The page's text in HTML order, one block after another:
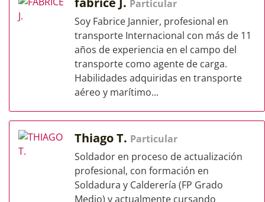
Particular
Soy Fabrice Jannier, profesional en
transporte Internacional con más de 11
años de experiencia en el campo del
transporte como agente de carga.
Habilidades adquiridas en transporte
aéreo y marítimo...
Thiago T. Particular
Soldador en proceso de actualización
profesional, con formación en
Soldadura y Calderería (FP Grado
Medio) y actualmente cursando